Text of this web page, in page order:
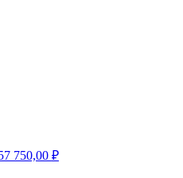
750,00 ₽